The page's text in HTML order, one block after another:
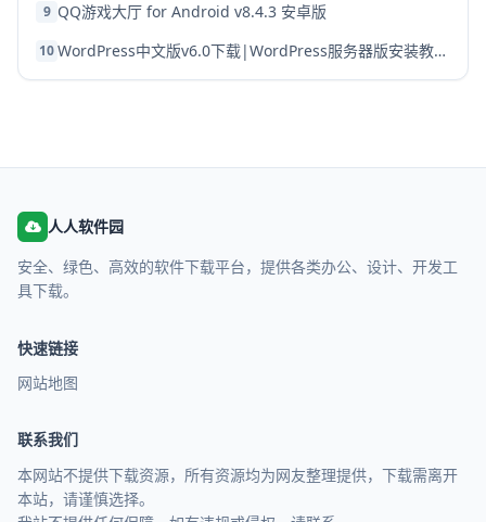
9 QQ游戏大厅 for Android v8.4.3 安卓版
10 WordPress中文版v6.0下载|WordPress服务器版安装教程(2027)
人人软件园
安全、绿色、高效的软件下载平台，提供各类办公、设计、开发工
具下载。
快速链接
网站地图
联系我们
本网站不提供下载资源，所有资源均为网友整理提供，下载需离开
本站，请谨慎选择。